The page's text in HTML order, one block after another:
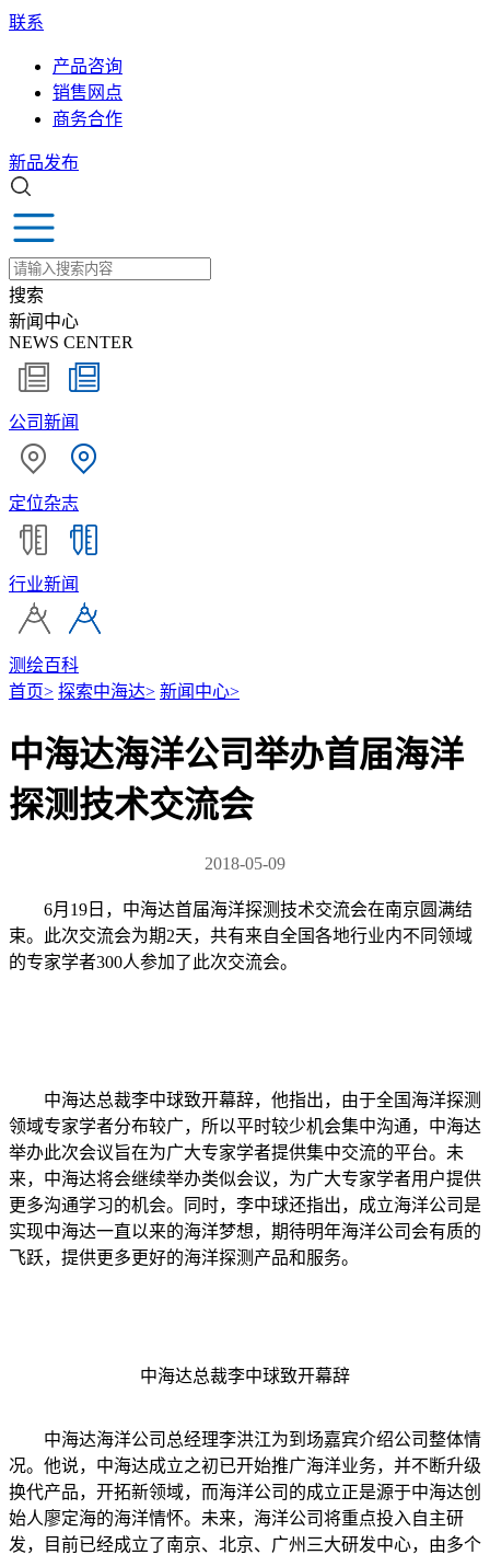
联系
产品咨询
销售网点
商务合作
新品发布
搜索
新闻中心
NEWS CENTER
公司新闻
定位杂志
行业新闻
测绘百科
首页> 探索中海达> 新闻中心>
中海达海洋公司举办首届海洋
探测技术交流会
2018-05-09
6月19日，中海达首届海洋探测技术交流会在南京圆满结
束。此次交流会为期2天，共有来自全国各地行业内不同领域
的专家学者300人参加了此次交流会。
中海达总裁李中球致开幕辞，他指出，由于全国海洋探测
领域专家学者分布较广，所以平时较少机会集中沟通，中海达
举办此次会议旨在为广大专家学者提供集中交流的平台。未
来，中海达将会继续举办类似会议，为广大专家学者用户提供
更多沟通学习的机会。同时，李中球还指出，成立海洋公司是
实现中海达一直以来的海洋梦想，期待明年海洋公司会有质的
飞跃，提供更多更好的海洋探测产品和服务。
中海达总裁李中球致开幕辞
中海达海洋公司总经理李洪江为到场嘉宾介绍公司整体情
况。他说，中海达成立之初已开始推广海洋业务，并不断升级
换代产品，开拓新领域，而海洋公司的成立正是源于中海达创
始人廖定海的海洋情怀。未来，海洋公司将重点投入自主研
发，目前已经成立了南京、北京、广州三大研发中心，由多个